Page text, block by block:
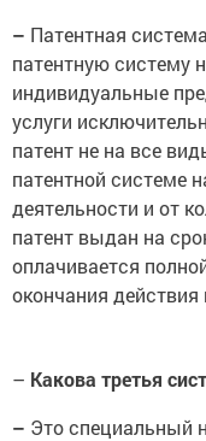
– Патентная
патентную систему
индивидуальные
услуги
патент не на все
патентной системе
деятельности и от
патент выдан на
оплачивается
окончания действия
– Какова третья
– Это специальный